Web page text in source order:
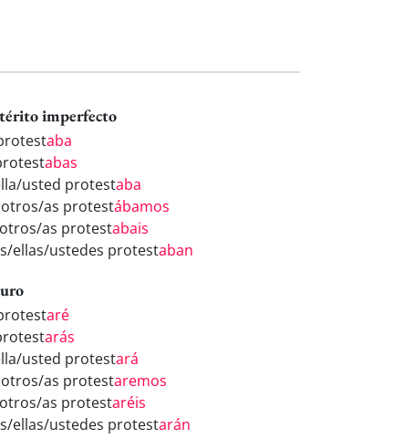
imperfecto
aba
abas
usted protestaba
as protestábamos
as protestabais
ellas/ustedes protestaban
aré
arás
usted protestará
as protestaremos
as protestaréis
ellas/ustedes protestarán